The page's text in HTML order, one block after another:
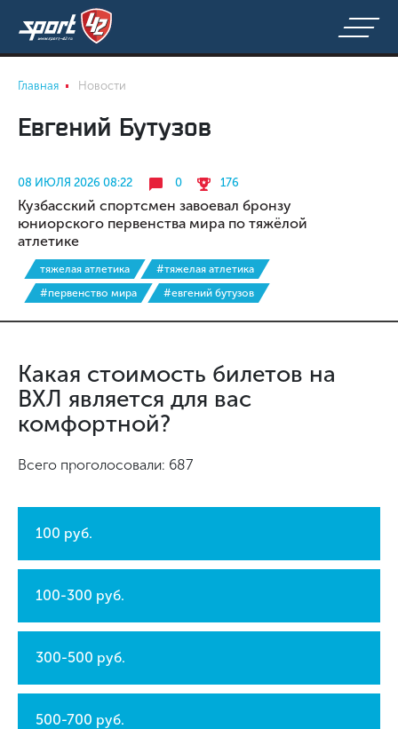
Главная Новости
Евгений Бутузов
08 ИЮЛЯ 2026 08:22 0 176
Кузбасский спортсмен завоевал бронзу
юниорского первенства мира по тяжёлой
атлетике
тяжелая атлетика
#тяжелая атлетика
#первенство мира
#евгений бутузов
Какая стоимость билетов на
ВХЛ является для вас
комфортной?
Всего проголосовали: 687
100 руб.
100-300 руб.
300-500 руб.
500-700 руб.